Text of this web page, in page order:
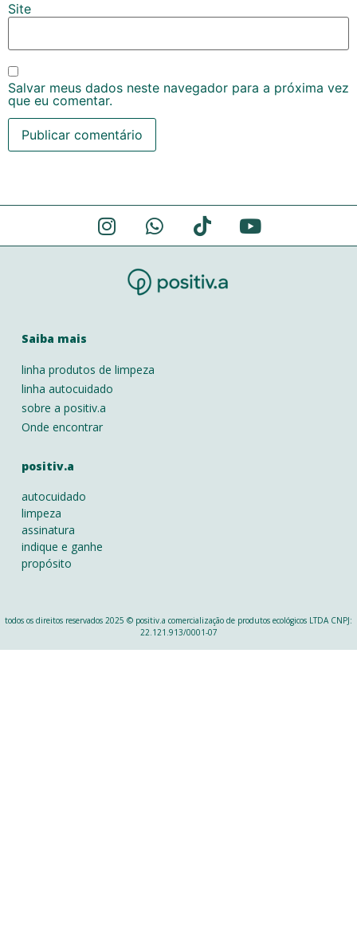
Site
Salvar meus dados neste navegador para a próxima vez
que eu comentar.
Alternative:
Saiba mais
linha produtos de limpeza
linha autocuidado
sobre a positiv.a
Onde encontrar
positiv.a
autocuidado
limpeza
assinatura
indique e ganhe
propósito
todos os direitos reservados 2025 © positiv.a comercialização de produtos ecológicos LTDA CNPJ:
22.121.913/0001-07